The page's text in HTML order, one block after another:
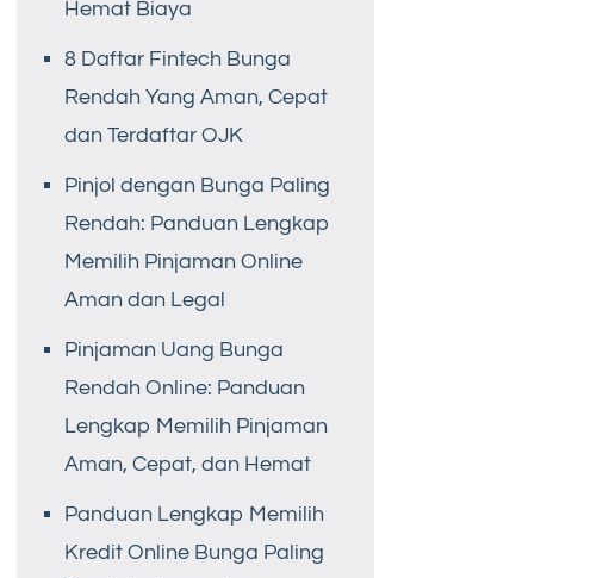
Hemat Biaya
8 Daftar Fintech Bunga
Rendah Yang Aman, Cepat
dan Terdaftar OJK
Pinjol dengan Bunga Paling
Rendah: Panduan Lengkap
Memilih Pinjaman Online
Aman dan Legal
Pinjaman Uang Bunga
Rendah Online: Panduan
Lengkap Memilih Pinjaman
Aman, Cepat, dan Hemat
Panduan Lengkap Memilih
Kredit Online Bunga Paling